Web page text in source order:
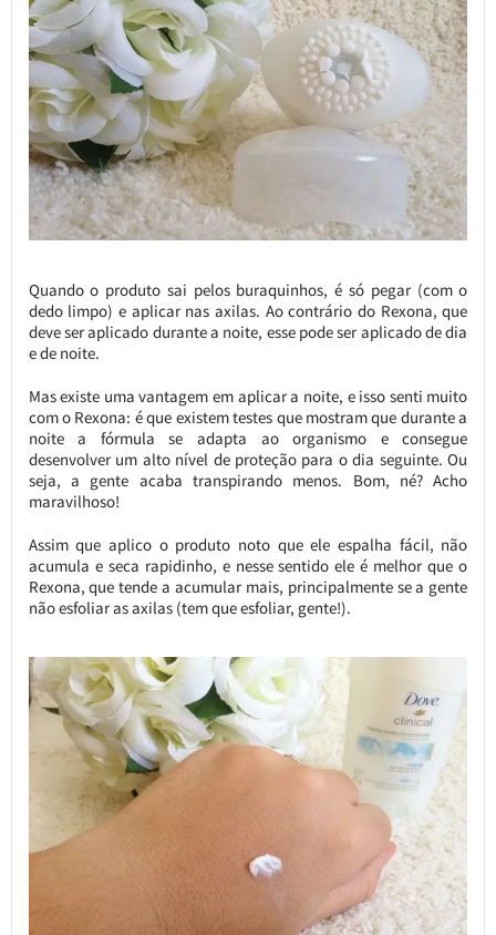
Quando o produto sai pelos buraquinhos, é só pegar (com o
dedo limpo) e aplicar nas axilas. Ao contrário do Rexona, que
deve ser aplicado durante a noite, esse pode ser aplicado de dia
e de noite.
Mas existe uma vantagem em aplicar a noite, e isso senti muito
com o Rexona: é que existem testes que mostram que durante a
noite a fórmula se adapta ao organismo e consegue
desenvolver um alto nível de proteção para o dia seguinte. Ou
seja, a gente acaba transpirando menos. Bom, né? Acho
maravilhoso!
Assim que aplico o produto noto que ele espalha fácil, não
acumula e seca rapidinho, e nesse sentido ele é melhor que o
Rexona, que tende a acumular mais, principalmente se a gente
não esfoliar as axilas (tem que esfoliar, gente!).